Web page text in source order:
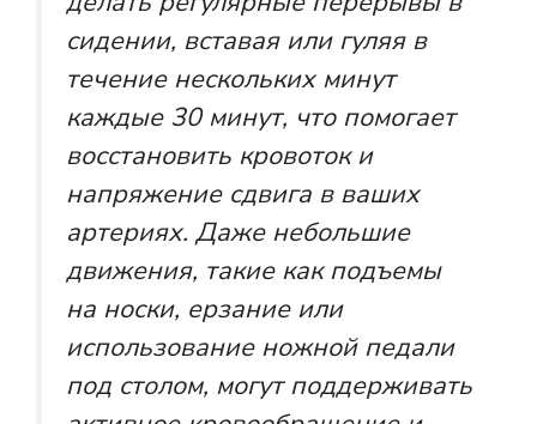
сидении, вставая или гуляя в
течение нескольких минут
каждые 30 минут, что помогает
восстановить кровоток и
напряжение сдвига в ваших
артериях. Даже небольшие
движения, такие как подъемы
на носки, ерзание или
использование ножной педали
под столом, могут поддерживать